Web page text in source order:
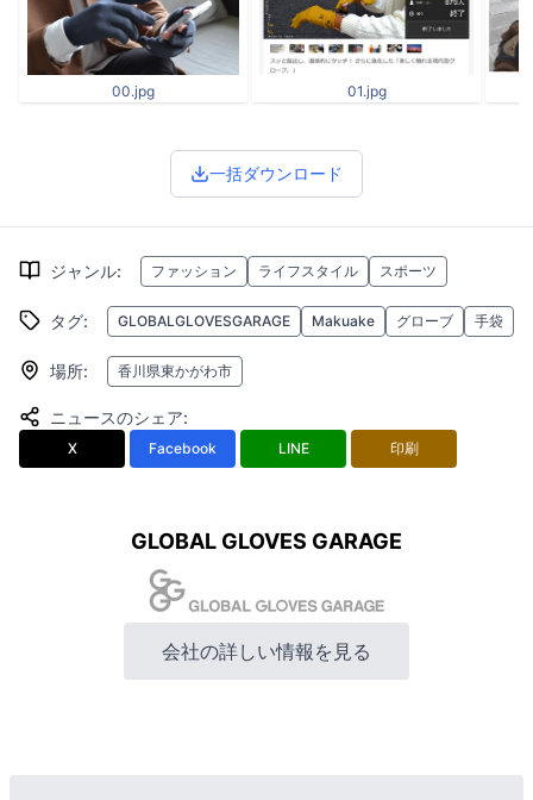
00.jpg 01.jpg
一括ダウンロード
ジャンル: ファッション ライフスタイル スポーツ
タグ: GLOBALGLOVESGARAGE Makuake グローブ 手袋
場所: 香川県東かがわ市
ニュースのシェア:
X Facebook LINE 印刷
GLOBAL GLOVES GARAGE
会社の詳しい情報を見る